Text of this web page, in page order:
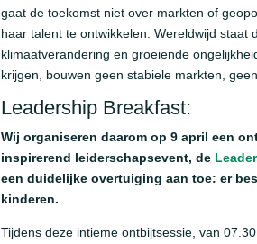
gaat de toekomst niet over markten of
haar talent te ontwikkelen. Wereldwijd staat
klimaatverandering en groeiende
krijgen, bouwen geen stabiele markten,
Leadership Breakfast:
Wij organiseren daarom op 9 april een
inspirerend leiderschapsevent, de
een duidelijke overtuiging aan toe: er
kinderen.
Tijdens deze intieme ontbijtsessie, van